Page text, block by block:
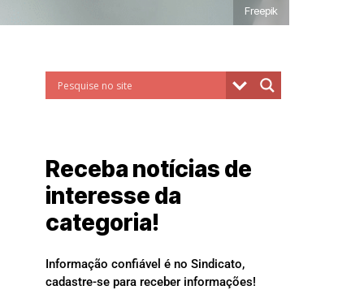
Freepik
Receba notícias de
interesse da
categoria!
Informação confiável é no Sindicato,
cadastre-se para receber informações!